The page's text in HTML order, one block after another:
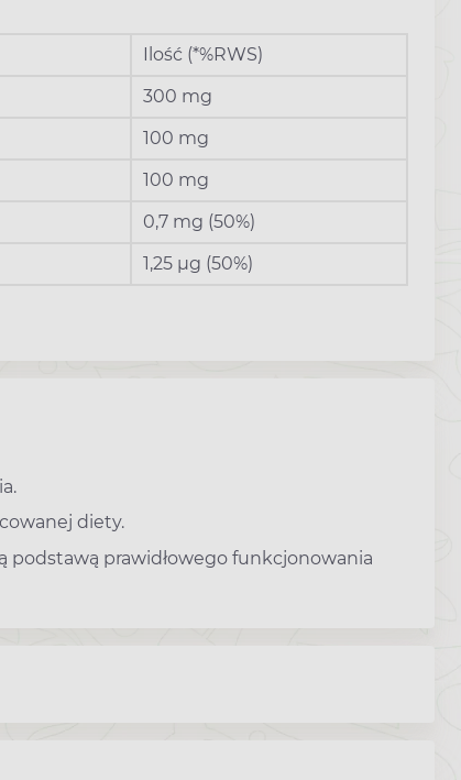
Ilość (*%RWS)
300 mg
100 mg
100 mg
0,7 mg (50%)
1,25 µg (50%)
diety.
podstawą prawidłowego funkcjonowania